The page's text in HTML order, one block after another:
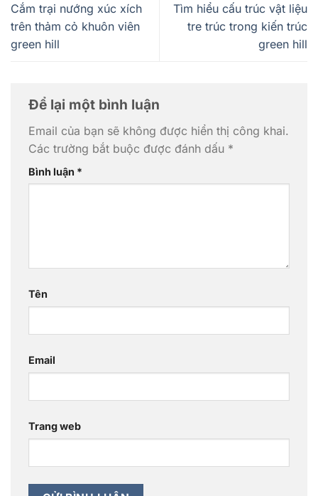
Cắm trại nướng xúc xích
trên thảm cỏ khuôn viên
green hill
Tìm hiểu cấu trúc vật liệu
tre trúc trong kiến trúc
green hill
Để lại một bình luận
Email của bạn sẽ không được hiển thị công khai.
Các trường bắt buộc được đánh dấu *
Bình luận *
Tên
Email
Trang web